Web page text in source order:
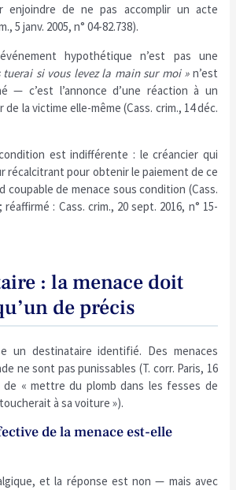
de ne pas accomplir un acte
5 janv. 2005, n° 04-82.738).
hypothétique n’est pas une
tuerai si vous levez la main sur moi »n’est
— c’est l’annonce d’une réaction à un
la victime elle-même (Cass. crim., 14 déc.
est indifférente : le créancier qui
récalcitrant pour obtenir le paiement de ce
coupable de menace sous condition (Cass.
réaffirmé : Cass. crim., 20 sept. 2016, n° 15-
: la menace doit
de précis
un destinataire identifié. Des menaces
ne sont pas punissables (T. corr. Paris, 16
de « mettre du plomb dans les fesses de
à sa voiture »).
de la menace est-elle
et la réponse est non — mais avec